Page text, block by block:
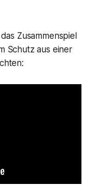
Zusammenspiel
Schutz aus einer